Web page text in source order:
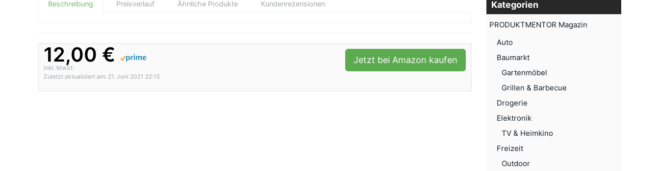
Beschreibung Preisverlauf Ähnliche Produkte Kundenrezensionen
12,00 €
inkl. MwSt.
Zuletzt aktualisiert am: 21. Juni 2021 22:15
Jetzt bei Amazon kaufen
Kategorien
PRODUKTMENTOR Magazin
Auto
Baumarkt
Gartenmöbel
Grillen & Barbecue
Drogerie
Elektronik
TV & Heimkino
Freizeit
Outdoor